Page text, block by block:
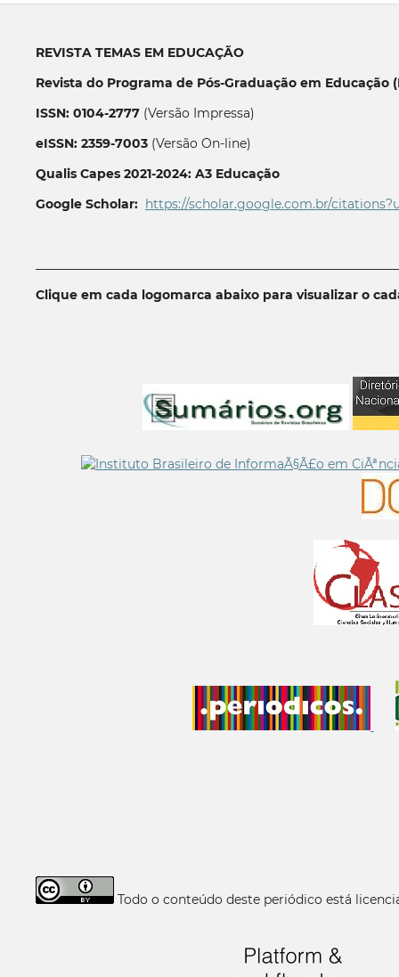
REVISTA TEMAS EM EDUCAÇÃO
Revista do Programa de Pós-Graduação em Educação
ISSN: 0104-2777(Versão Impressa)
eISSN: 2359-7003(Versão On-line)
Qualis Capes 2021-2024: A3 Educação
Google Scholar: https://scholar.google.com.br/
Clique em cada logomarca abaixo para visualizar o
Todo o conteúdo deste periódico está